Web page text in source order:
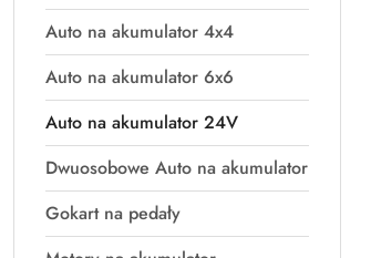
Auto na akumulator 4x4
Auto na akumulator 6x6
Auto na akumulator 24V
Dwuosobowe Auto na akumulator
Gokart na pedały